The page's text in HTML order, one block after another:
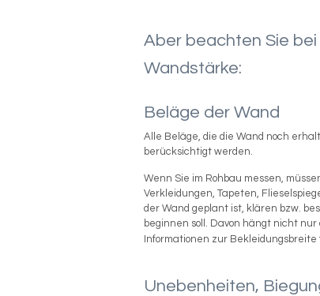
Aber beachten Sie
Wandstärke:
Beläge der Wand
Alle Beläge, die die Wand noch
berücksichtigt werden.
Wenn Sie im Rohbau messen,
Verkleidungen, Tapeten,
der Wand geplant ist, klären bzw.
beginnen soll. Davon hängt nicht
Informationen zur
Unebenheiten,